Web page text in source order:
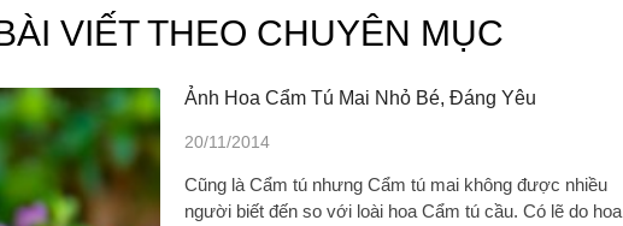
VIẾT THEO CHUYÊN MỤC
Ảnh Hoa Cẩm Tú Mai Nhỏ Bé, Đáng Yêu
20/11/2014
Cũng là Cẩm tú nhưng Cẩm tú mai không được nhiều
người biết đến so với loài hoa Cẩm tú cầu. Có lẽ do hoa